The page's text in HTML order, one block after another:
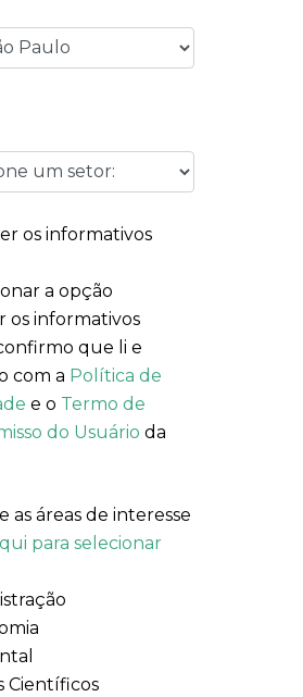
os informativos
a opção
os informativos
que li e
com a Política de
e o Termo de
do Usuário da
as áreas de interesse
para selecionar
Científicos